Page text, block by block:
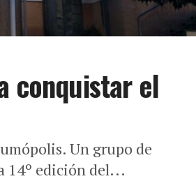
conquistar el
Un grupo de
14º edición del...